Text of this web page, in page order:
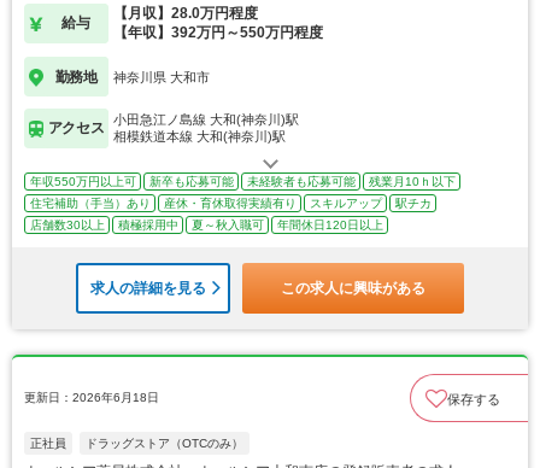
給与
【月収】28.0万円程度
【年収】392万円～550万円程度
勤務地 神奈川県 大和市
アクセス
小田急江ノ島線 大和(神奈川)駅
相模鉄道本線 大和(神奈川)駅
年収550万円以上可 新卒も応募可能 未経験者も応募可能
残業月10ｈ以下
住宅補助（手当）あり
産休・育休取得実績有り スキルアップ
駅チカ
店舗数30以上
積極採用中 夏～秋入職可 年間休日120日以上
求人の詳細を見る この求人に興味がある
更新日：2026年6月18日 保存する
正社員 ドラッグストア（OTCのみ）